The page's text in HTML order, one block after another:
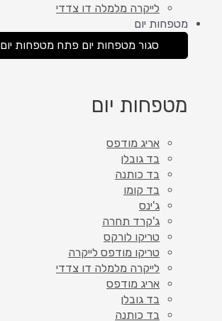
לייקרה מלמלה דו צדדי
מטפחות יום
סגור מטפחות יום פתח מטפחות יום
מטפחות יום
אריג מודפס
בד גובלן
בד כותנה
בד קומו
ג'ינס
ג'קרד תחרה
טריקו לורקס
טריקו מודפס לייקרה
לייקרה מלמלה דו צדדי
אריג מודפס
בד גובלן
בד כותנה